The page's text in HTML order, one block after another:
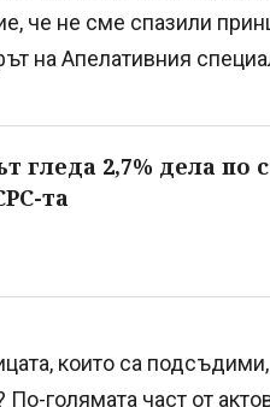
че не сме спазили
на Апелативния
гледа 2,7% дела по
та
които са
голямата част от